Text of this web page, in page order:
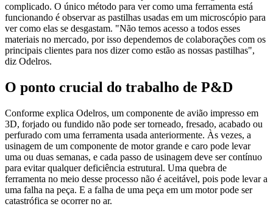
complicado. O único método para ver como uma ferramenta está
funcionando é observar as pastilhas usadas em um microscópio para
ver como elas se desgastam. "Não temos acesso a todos esses
materiais no mercado, por isso dependemos de colaborações com os
principais clientes para nos dizer como estão as nossas pastilhas",
diz Odelros.
O ponto crucial do trabalho de P&D
Conforme explica Odelros, um componente de avião impresso em
3D, forjado ou fundido não pode ser torneado, fresado, acabado ou
perfurado com uma ferramenta usada anteriormente. Às vezes, a
usinagem de um componente de motor grande e caro pode levar
uma ou duas semanas, e cada passo de usinagem deve ser contínuo
para evitar qualquer deficiência estrutural. Uma quebra de
ferramenta no meio desse processo não é aceitável, pois pode levar a
uma falha na peça. E a falha de uma peça em um motor pode ser
catastrófica se ocorrer no ar.